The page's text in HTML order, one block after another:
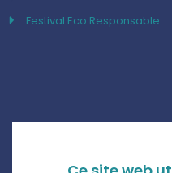
Festival Eco Responsable